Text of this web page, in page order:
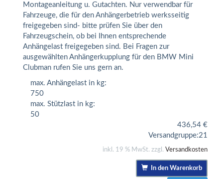
Montageanleitung u. Gutachten. Nur verwendbar für
Fahrzeuge, die für den Anhängerbetrieb werksseitig
freigegeben sind- bitte prüfen Sie über den
Fahrzeugschein, ob bei Ihnen entsprechende
Anhängelast freigegeben sind. Bei Fragen zur
ausgewählten Anhängerkupplung für den BMW Mini
Clubman rufen Sie uns gern an.
max. Anhängelast in kg:
750
max. Stützlast in kg:
50
436,54 €
Versandgruppe:21
inkl. 19 % MwSt. zzgl. Versandkosten
In den Warenkorb